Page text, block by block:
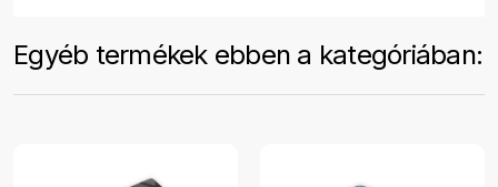
Egyéb termékek ebben a kategóriában: